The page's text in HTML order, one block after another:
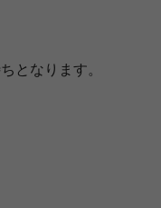
となります。